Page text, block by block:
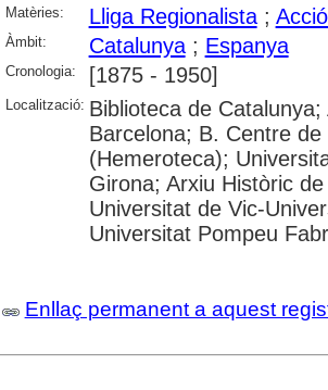
Matèries: Lliga Regionalista;
Àmbit: Catalunya; Espanya
Cronologia: [1875 - 1950]
Localització: Biblioteca de
Barcelona; B. Centre
(Hemeroteca);
Girona; Arxiu Històric
Universitat de Vic-
Universitat Pompeu
Enllaç permanent a aquest